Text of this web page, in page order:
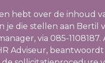
hebt over de inhoud
je die stellen aan Bertil
via 085-1108187.
Adviseur, beantwoordt